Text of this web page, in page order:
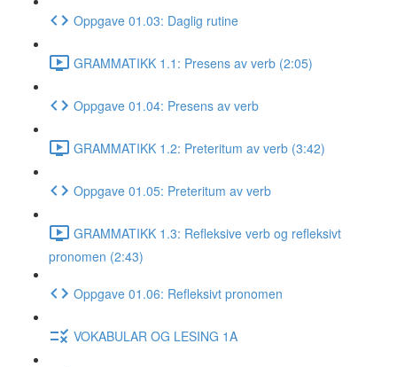
Oppgave 01.03: Daglig rutine
GRAMMATIKK 1.1: Presens av verb (2:05)
Oppgave 01.04: Presens av verb
GRAMMATIKK 1.2: Preteritum av verb (3:42)
Oppgave 01.05: Preteritum av verb
GRAMMATIKK 1.3: Refleksive verb og refleksivt
pronomen (2:43)
Oppgave 01.06: Refleksivt pronomen
VOKABULAR OG LESING 1A